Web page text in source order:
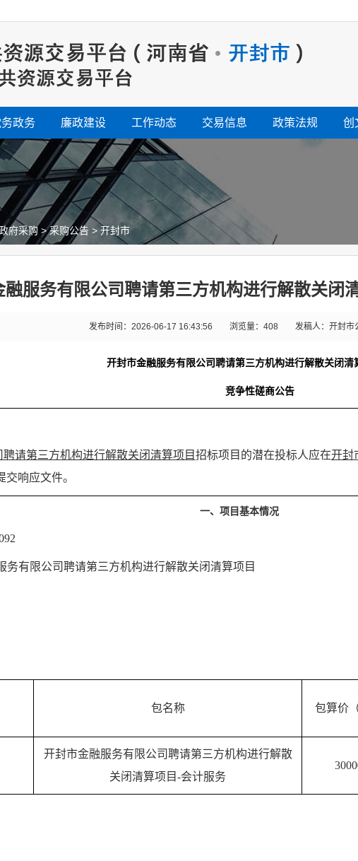
政务 廉政建设 工作动态 交易信息 政策法规 创
府采购 >采购公告 >开封市
融服务有限公司聘请第三方机构进行解散关闭
发布时间：2026-06-17 16:43:56 浏览量： 408 发稿人：开封市
开封市金融服务有限公司聘请第三方机构进行解散关闭清
竞争性磋商公告
请第三方机构进行解散关闭清算项目招标项目的潜在投标人应在开封
响应文件。
一、项目基本情况
务有限公司聘请第三方机构进行解散关闭清算项目
包名称 包算价
开封市金融服务有限公司聘请第三方机构进行解散
关闭清算项目-会计服务